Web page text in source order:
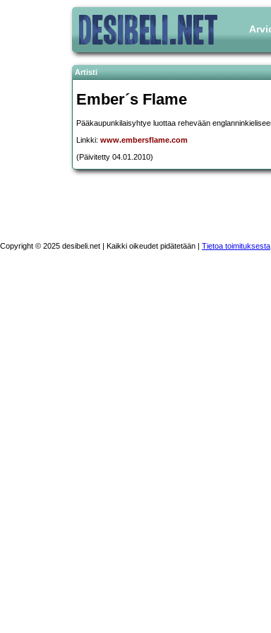
Artisti
Ember´s Flame
Pääkaupunkilaisyhtye luottaa rehevään
Linkki: www.embersflame.com
(Päivitetty 04.01.2010)
Copyright © 2025 desibeli.net | Kaikki oikeudet pidätetään | Tietoa toimituksesta